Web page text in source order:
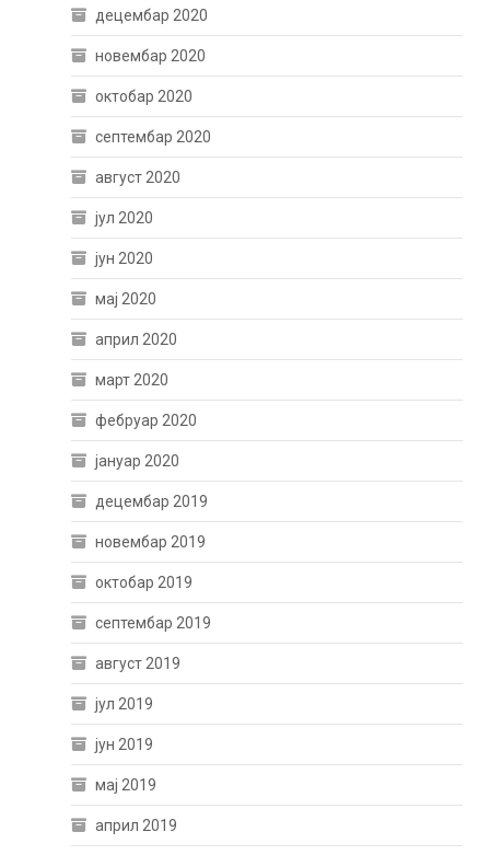
децембар 2020
новембар 2020
октобар 2020
септембар 2020
август 2020
јул 2020
јун 2020
мај 2020
април 2020
март 2020
фебруар 2020
јануар 2020
децембар 2019
новембар 2019
октобар 2019
септембар 2019
август 2019
јул 2019
јун 2019
мај 2019
април 2019